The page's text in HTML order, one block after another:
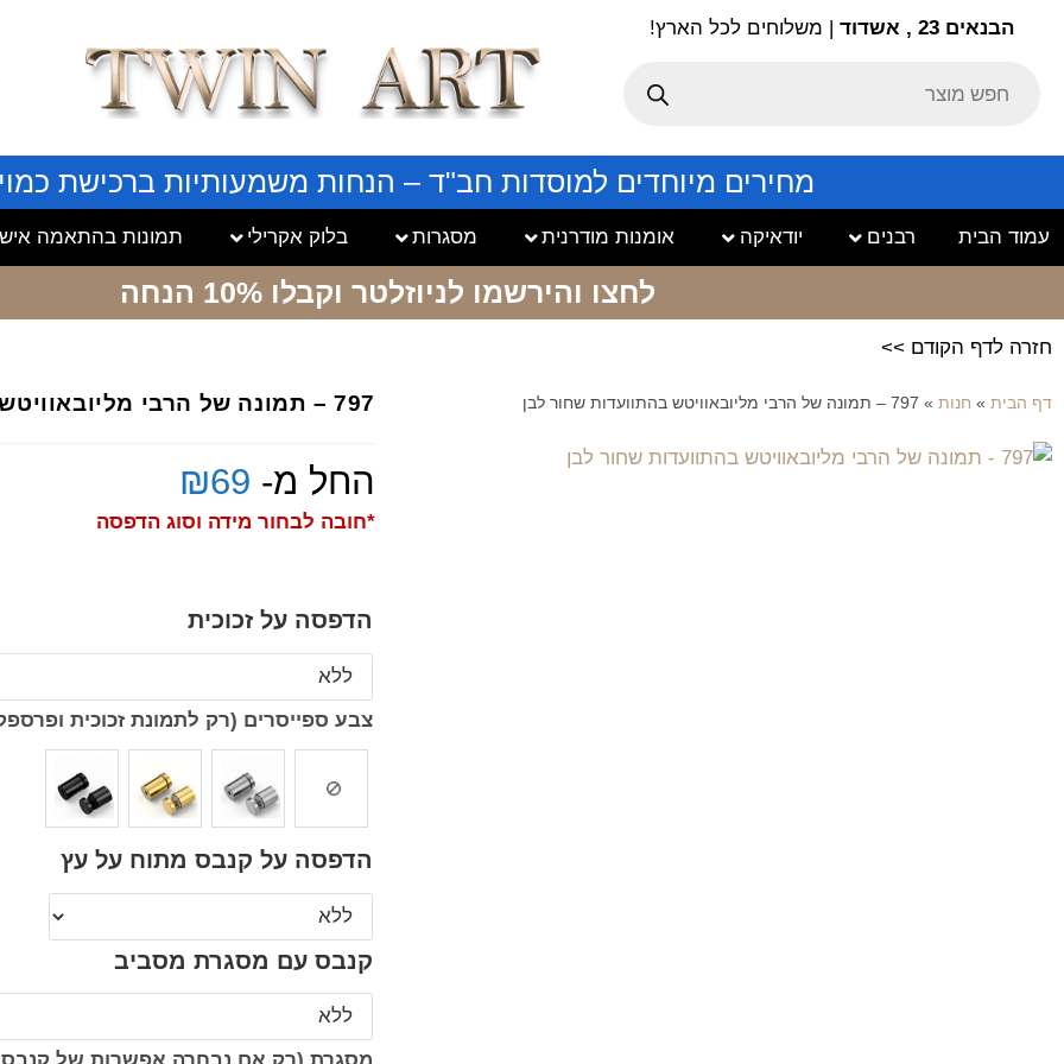
הבנאים 23 , אשדוד | משלוחים לכל הארץ!
מחירים מיוחדים למוסדות חב"ד – הנחות משמעותיות ברכישת
עמוד הבית רבנים יודאיקה אומנות מודרנית מסגרות בלוק אקרילי תמונות בהתאמה
לחצו והירשמו לניוזלטר וקבלו 10% הנחה
חזרה לדף הקודם >>
דף הבית » חנות » 797 – תמונה של הרבי מליובאוויטש בהתוועדות שחור לבן 797 – תמונה של הרבי מליובאוויטש בהתוועדות שחור לבן
החל מ- ₪69
*חובה לבחור מידה וסוג הדפסה
הדפסה על זכוכית
צבע ספייסרים (רק לתמונת זכוכית
הדפסה על קנבס מתוח על עץ
קנבס עם מסגרת מסביב